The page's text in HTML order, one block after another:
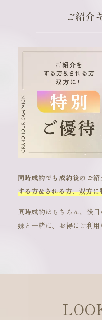
ご紹介
同時成約でも成約後のご紹
する方&される方、双方に
同時成約はもちろん、後
妹と一緒に、お得にご利用